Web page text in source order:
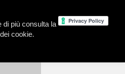
di più consulta la
cookie.